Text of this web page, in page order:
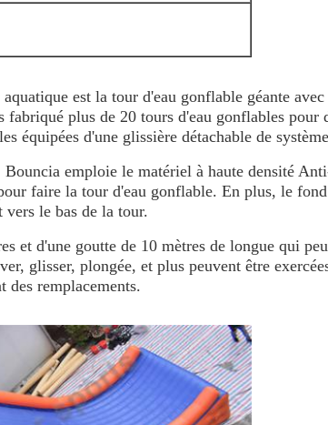
est la tour d'eau gonflable géante
fabriqué plus de 20 tours d'eau gonflables
équipées d'une glissière détachable de
emploie le matériel à haute densité
faire la tour d'eau gonflable. En plus, le
vers le bas de la tour.
et d'une goutte de 10 mètres de longue qui
glisser, plongée, et plus peuvent être
des remplacements.